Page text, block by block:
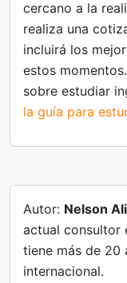
cercano a la
realiza una
incluirá los
estos
sobre estudiar
la guía para
Autor: Nelson
actual consultor
tiene más de 20
internacional.